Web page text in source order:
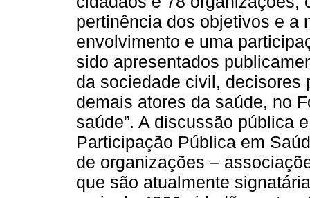
pertinência dos objetivos e a
envolvimento e uma
sido apresentados
da sociedade civil, decisores
demais atores da saúde, no
saúde”. A discussão pública
Participação Pública em
de organizações –
que são atualmente